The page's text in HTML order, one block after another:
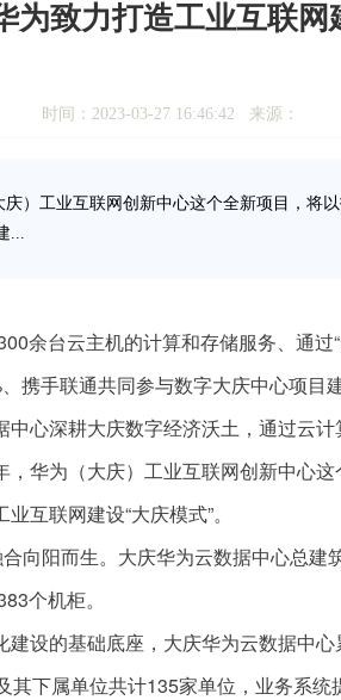
为致力打造工业互联网
时间：2023-03-27 16:46:42 来源：
庆）工业互联网创新中心这个全新项目，将
...
台云主机的计算和存储服务、通过“
携手联通共同参与数字大庆中心项
心深耕大庆数字经济沃土，通过云计
，华为（大庆）工业互联网创新中心
互联网建设“大庆模式”。
向阳而生。大庆华为云数据中心总建
个机柜。
设的基础底座，大庆华为云数据中心
其下属单位共计135家单位，业务系